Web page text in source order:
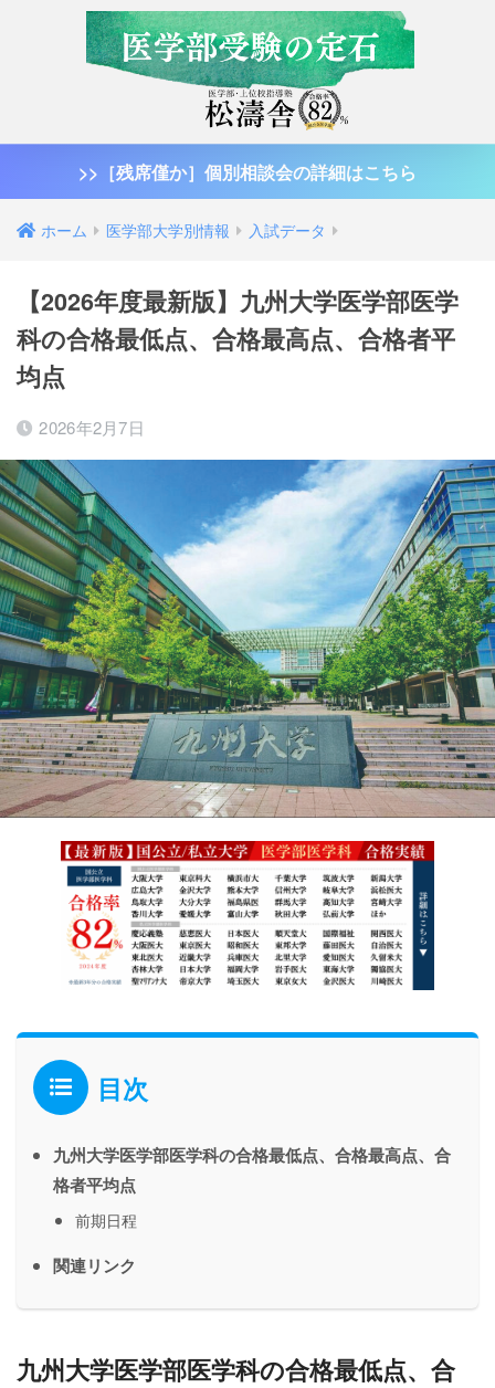
>>［残席僅か］個別相談会の詳細はこちら
ホーム 医学部大学別情報 入試データ
【2026年度最新版】九州大学医学部医学
科の合格最低点、合格最高点、合格者平
均点
2026年2月7日
目次
九州大学医学部医学科の合格最低点、合格最高点、合
格者平均点
前期日程
関連リンク
九州大学医学部医学科の合格最低点、合